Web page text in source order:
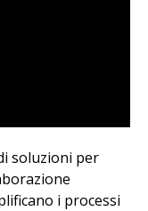
soluzioni per
i processi